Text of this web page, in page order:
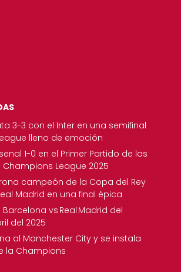
3-3 con el Inter en una semifinal
lleno de emoción
1-0 en el Primer Partido de las
Champions League 2025
campeón de la Copa del Rey
Madrid en una final épica
vs Real Madrid del
del 2025
al Manchester City y se instala
la Champions